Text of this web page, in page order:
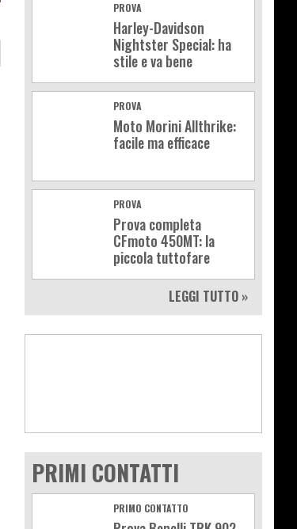
PROVA
Harley-Davidson
Nightster Special: ha
stile e va bene
PROVA
Moto Morini Allthrike:
facile ma efficace
PROVA
Prova completa
CFmoto 450MT: la
piccola tuttofare
LEGGI TUTTO »
PRIMI CONTATTI
PRIMO CONTATTO